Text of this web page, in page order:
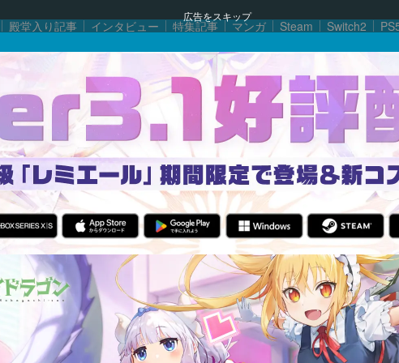
広告をスキップ
殿堂入り記事 インタビュー 特集記事 マンガ Steam Switch2